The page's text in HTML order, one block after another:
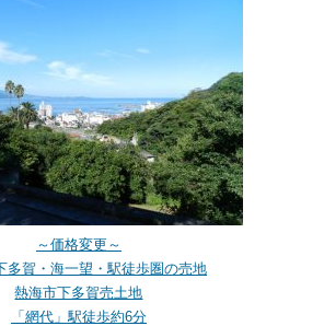
～価格変更～
多賀・海一望・駅徒歩圏の売地
熱海市下多賀売土地
「網代」駅徒歩約6分